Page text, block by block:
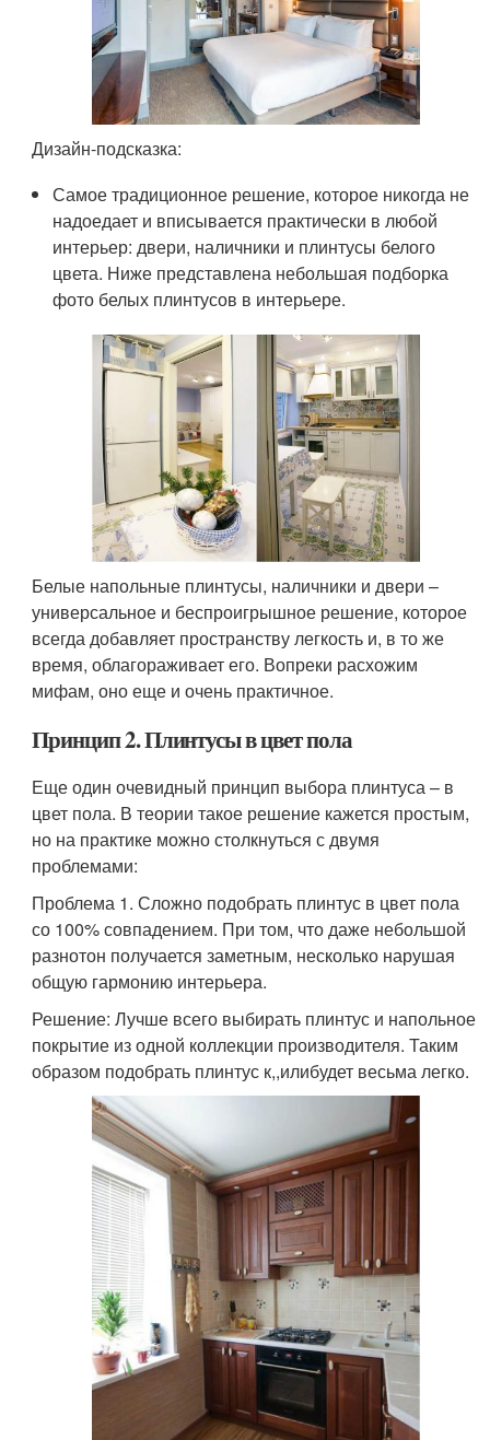
Дизайн-подсказка:
Самое традиционное решение, которое никогда не
надоедает и вписывается практически в любой
интерьер: двери, наличники и плинтусы белого
цвета. Ниже представлена небольшая подборка
фото белых плинтусов в интерьере.
Белые напольные плинтусы, наличники и двери –
универсальное и беспроигрышное решение, которое
всегда добавляет пространству легкость и, в то же
время, облагораживает его. Вопреки расхожим
мифам, оно еще и очень практичное.
Принцип 2. Плинтусы в цвет пола
Еще один очевидный принцип выбора плинтуса – в
цвет пола. В теории такое решение кажется простым,
но на практике можно столкнуться с двумя
проблемами:
Проблема 1. Сложно подобрать плинтус в цвет пола
со 100% совпадением. При том, что даже небольшой
разнотон получается заметным, несколько нарушая
общую гармонию интерьера.
Решение: Лучше всего выбирать плинтус и напольное
покрытие из одной коллекции производителя. Таким
образом подобрать плинтус к,,илибудет весьма легко.